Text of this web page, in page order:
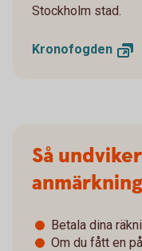
Stockholm stad.
Kronofogden
Så
Betala dina
Om du fått en